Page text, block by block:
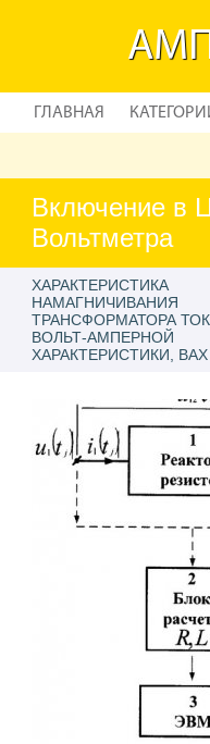
ГЛАВНАЯ
Включение в
Вольтметра
ХАРАКТЕРИСТИКА
НАМАГНИЧИВАНИЯ
ТРАНСФОРМАТОРА
ВОЛЬТ-АМПЕРНОЙ
ХАРАКТЕРИСТИКИ, ВАХ